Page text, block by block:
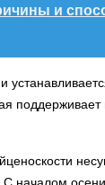
и
началом осени